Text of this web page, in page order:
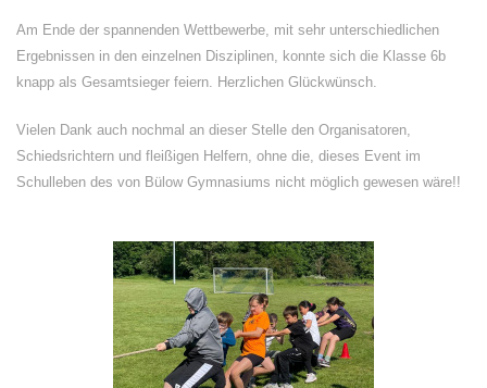
Am Ende der spannenden Wettbewerbe, mit sehr unterschiedlichen
Ergebnissen in den einzelnen Disziplinen, konnte sich die Klasse 6b
knapp als Gesamtsieger feiern. Herzlichen Glückwünsch.
Vielen Dank auch nochmal an dieser Stelle den Organisatoren,
Schiedsrichtern und fleißigen Helfern, ohne die, dieses Event im
Schulleben des von Bülow Gymnasiums nicht möglich gewesen wäre!!